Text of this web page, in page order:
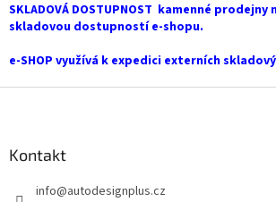
SKLADOVÁ DOSTUPNOST kamenné prodejny
skladovou dostupností e-shopu.
e-SHOP využívá k expedici externích
Kontakt
info@autodesignplus.cz